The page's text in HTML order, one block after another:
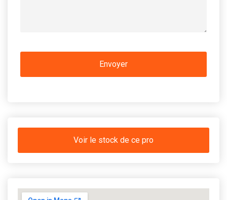
Voir le stock de ce pro